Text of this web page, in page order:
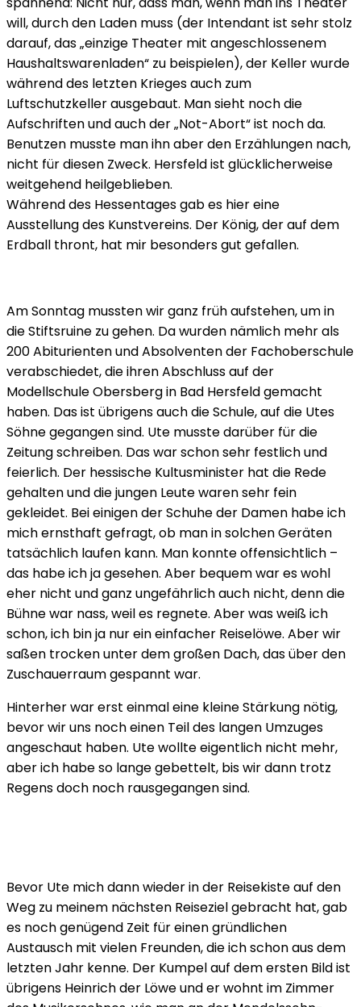
will, durch den Laden muss (der Intendant ist sehr stolz
darauf, das „einzige Theater mit angeschlossenem
Haushaltswarenladen“ zu beispielen), der Keller wurde
während des letzten Krieges auch zum
Luftschutzkeller ausgebaut. Man sieht noch die
Aufschriften und auch der „Not-Abort“ ist noch da.
Benutzen musste man ihn aber den Erzählungen nach,
nicht für diesen Zweck. Hersfeld ist glücklicherweise
weitgehend heilgeblieben.
Während des Hessentages gab es hier eine
Ausstellung des Kunstvereins. Der König, der auf dem
Erdball thront, hat mir besonders gut gefallen.
Am Sonntag mussten wir ganz früh aufstehen, um in
die Stiftsruine zu gehen. Da wurden nämlich mehr als
200 Abiturienten und Absolventen der Fachoberschule
verabschiedet, die ihren Abschluss auf der
Modellschule Obersberg in Bad Hersfeld gemacht
haben. Das ist übrigens auch die Schule, auf die Utes
Söhne gegangen sind. Ute musste darüber für die
Zeitung schreiben. Das war schon sehr festlich und
feierlich. Der hessische Kultusminister hat die Rede
gehalten und die jungen Leute waren sehr fein
gekleidet. Bei einigen der Schuhe der Damen habe ich
mich ernsthaft gefragt, ob man in solchen Geräten
tatsächlich laufen kann. Man konnte offensichtlich –
das habe ich ja gesehen. Aber bequem war es wohl
eher nicht und ganz ungefährlich auch nicht, denn die
Bühne war nass, weil es regnete. Aber was weiß ich
schon, ich bin ja nur ein einfacher Reiselöwe. Aber wir
saßen trocken unter dem großen Dach, das über den
Zuschauerraum gespannt war.
Hinterher war erst einmal eine kleine Stärkung nötig,
bevor wir uns noch einen Teil des langen Umzuges
angeschaut haben. Ute wollte eigentlich nicht mehr,
aber ich habe so lange gebettelt, bis wir dann trotz
Regens doch noch rausgegangen sind.
Bevor Ute mich dann wieder in der Reisekiste auf den
Weg zu meinem nächsten Reiseziel gebracht hat, gab
es noch genügend Zeit für einen gründlichen
Austausch mit vielen Freunden, die ich schon aus dem
letzten Jahr kenne. Der Kumpel auf dem ersten Bild ist
übrigens Heinrich der Löwe und er wohnt im Zimmer